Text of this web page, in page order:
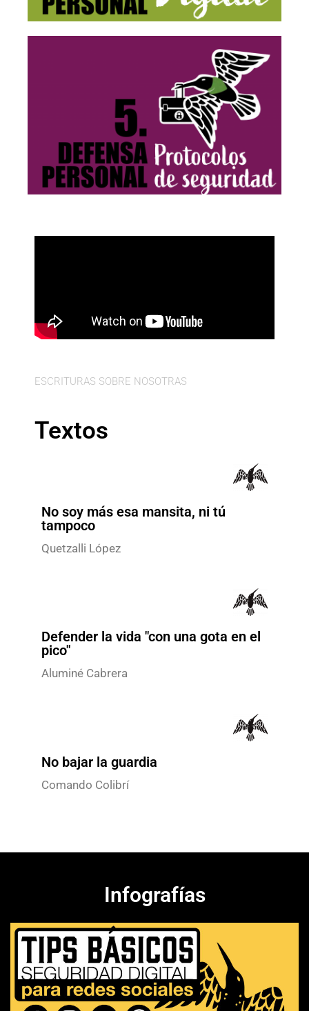
ESCRITURAS SOBRE NOSOTRAS
Textos
No soy más esa mansita, ni tú
tampoco
Quetzalli López
Defender la vida "con una gota en el
pico"
Aluminé Cabrera
No bajar la guardia
Comando Colibrí
Infografías